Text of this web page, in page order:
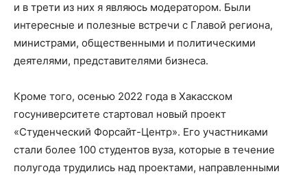
и в трети из них я являюсь модератором. Были
интересные и полезные встречи с Главой региона,
министрами, общественными и политическими
деятелями, представителями бизнеса.
Кроме того, осенью 2022 года в Хакасском
госуниверситете стартовал новый проект
«Студенческий Форсайт-Центр». Его участниками
стали более 100 студентов вуза, которые в течение
полугода трудились над проектами, направленными